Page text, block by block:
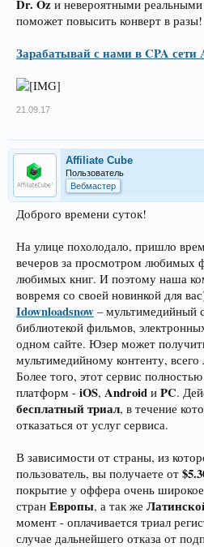
Dr. Oz и невероятными
поможет повысить конверт в разы!
Зарабатывай с нами в CPA сети
21.09.17
Affiliate Cube
Пользователь
Вебмастер
Доброго времени суток!
На улице похолодало, пришло
вечеров за просмотром любимых
любимых книг. И поэтому наша
вовремя со своей новинкой для
Idownloadsnow – мультимедийный
библиотекой фильмов,
одном сайте. Юзер может
мультимедийному контенту,
Более того, этот сервис
платформ - iOS, Android и PC.
бесплатный триал, в течение
отказаться от услуг сервиса.
В зависимости от страны, из
пользователь, вы получаете от
покрытие у оффера очень
стран Европы, а так же
момент - оплачивается триал
случае дальнейшего отказа от